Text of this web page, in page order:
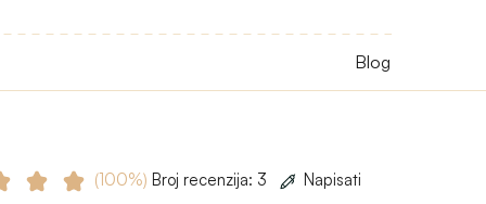
Blog
(100%) Broj recenzija: 3 Napisati